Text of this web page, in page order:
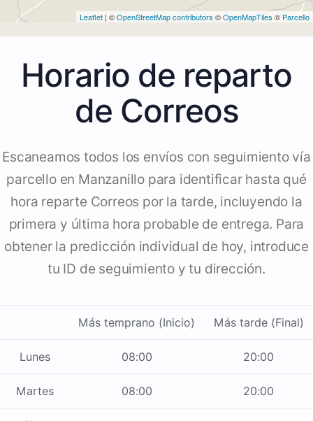
Leaflet | ©OpenStreetMap contributors ©OpenMapTiles © Parcello
Horario de reparto
de Correos
Escaneamos todos los envíos con seguimiento vía
parcello en Manzanillo para identificar hasta qué
hora reparte Correos por la tarde, incluyendo la
primera y última hora probable de entrega. Para
obtener la predicción individual de hoy, introduce
tu ID de seguimiento y tu dirección.
Más temprano (Inicio) Más tarde (Final)
Lunes 08:00 20:00
Martes 08:00 20:00